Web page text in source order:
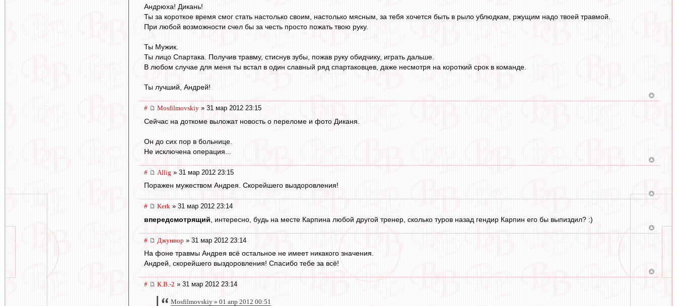
Андрюха! Дикань!
Ты за короткое время смог стать настолько своим, настолько мясным, за тебя хочется быть в рыло ублюдкам, ржущим надо твоей травмой.
При любой возможности счел бы за честь просто пожать твою руку.
Ты Мужик.
Ты лицо Спартака. Получив травму, стиснув зубы, пожав руку обидчику, играть дальше.
В любом случае для меня ты встал в один славный ряд спартаковцев, даже несмотря на короткий срок в команде.
Ты лучший, Андрей!
# Mosfilmovskiy » 31 мар 2012 23:15
Сейчас на доткоме выложат новость о переломе и фото Диканя.
Он до сих пор в больнице.
Не исключена операция...
# Allig » 31 мар 2012 23:15
Поражен мужеством Андрея. Скорейшего выздоровления!
# Kerk » 31 мар 2012 23:14
впередсмотрящий , интересно, будь на месте Карпина любой другой тренер, сколько туров назад гендир Карпин его бы выпиздил? :)
# Джуниор » 31 мар 2012 23:14
На фоне травмы Андрея всё остальное не имеет никакого значения.
Андрей, скорейшего выздоровления! Спасибо тебе за всё!
# К.В.-2 » 31 мар 2012 23:14
Mosfilmovskiy » 01 апр 2012 00:51